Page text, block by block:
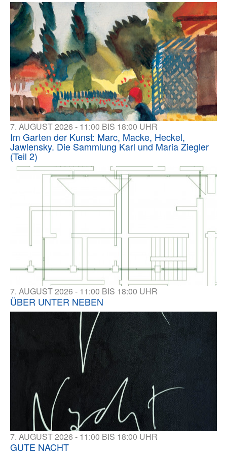
7. AUGUST 2026 - 11:00 BIS 18:00 UHR
Im Garten der Kunst: Marc, Macke, Heckel,
Jawlensky. Die Sammlung Karl und Maria Ziegler
(Teil 2)
7. AUGUST 2026 - 11:00 BIS 18:00 UHR
ÜBER UNTER NEBEN
7. AUGUST 2026 - 11:00 BIS 18:00 UHR
GUTE NACHT